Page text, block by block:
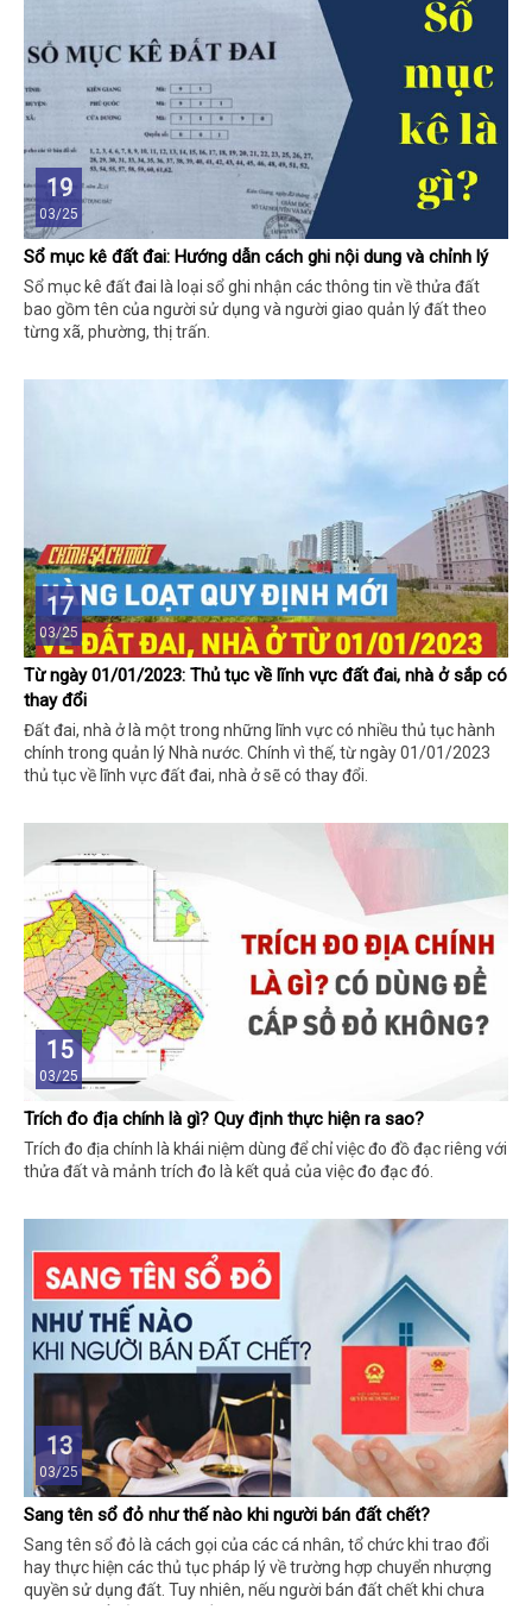
19
03/25
Sổ mục kê đất đai: Hướng dẫn cách ghi nội dung và chỉnh lý
Sổ mục kê đất đai là loại sổ ghi nhận các thông tin về thửa đất
bao gồm tên của người sử dụng và người giao quản lý đất theo
từng xã, phường, thị trấn.
17
03/25
Từ ngày 01/01/2023: Thủ tục về lĩnh vực đất đai, nhà ở sắp có
thay đổi
Đất đai, nhà ở là một trong những lĩnh vực có nhiều thủ tục hành
chính trong quản lý Nhà nước. Chính vì thế, từ ngày 01/01/2023
thủ tục về lĩnh vực đất đai, nhà ở sẽ có thay đổi.
15
03/25
Trích đo địa chính là gì? Quy định thực hiện ra sao?
Trích đo địa chính là khái niệm dùng để chỉ việc đo đồ đạc riêng với
thửa đất và mảnh trích đo là kết quả của việc đo đạc đó.
13
03/25
Sang tên sổ đỏ như thế nào khi người bán đất chết?
Sang tên sổ đỏ là cách gọi của các cá nhân, tổ chức khi trao đổi
hay thực hiện các thủ tục pháp lý về trường hợp chuyển nhượng
quyền sử dụng đất. Tuy nhiên, nếu người bán đất chết khi chưa